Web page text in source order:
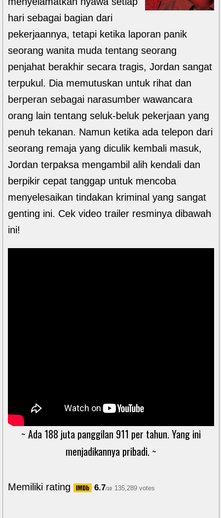
hari sebagai bagian dari
pekerjaannya, tetapi ketika laporan panik
seorang wanita muda tentang seorang
penjahat berakhir secara tragis, Jordan sangat
terpukul. Dia memutuskan untuk rihat dan
berperan sebagai narasumber wawancara
orang lain tentang seluk-beluk pekerjaan yang
penuh tekanan. Namun ketika ada telepon dari
seorang remaja yang diculik kembali masuk,
Jordan terpaksa mengambil alih kendali dan
berpikir cepat tanggap untuk mencoba
menyelesaikan tindakan kriminal yang sangat
genting ini. Cek video trailer resminya dibawah
ini!
~ Ada 188 juta panggilan 911 per tahun. Yang ini
menjadikannya pribadi. ~
Memiliki rating 6.7/10 135,289 votes